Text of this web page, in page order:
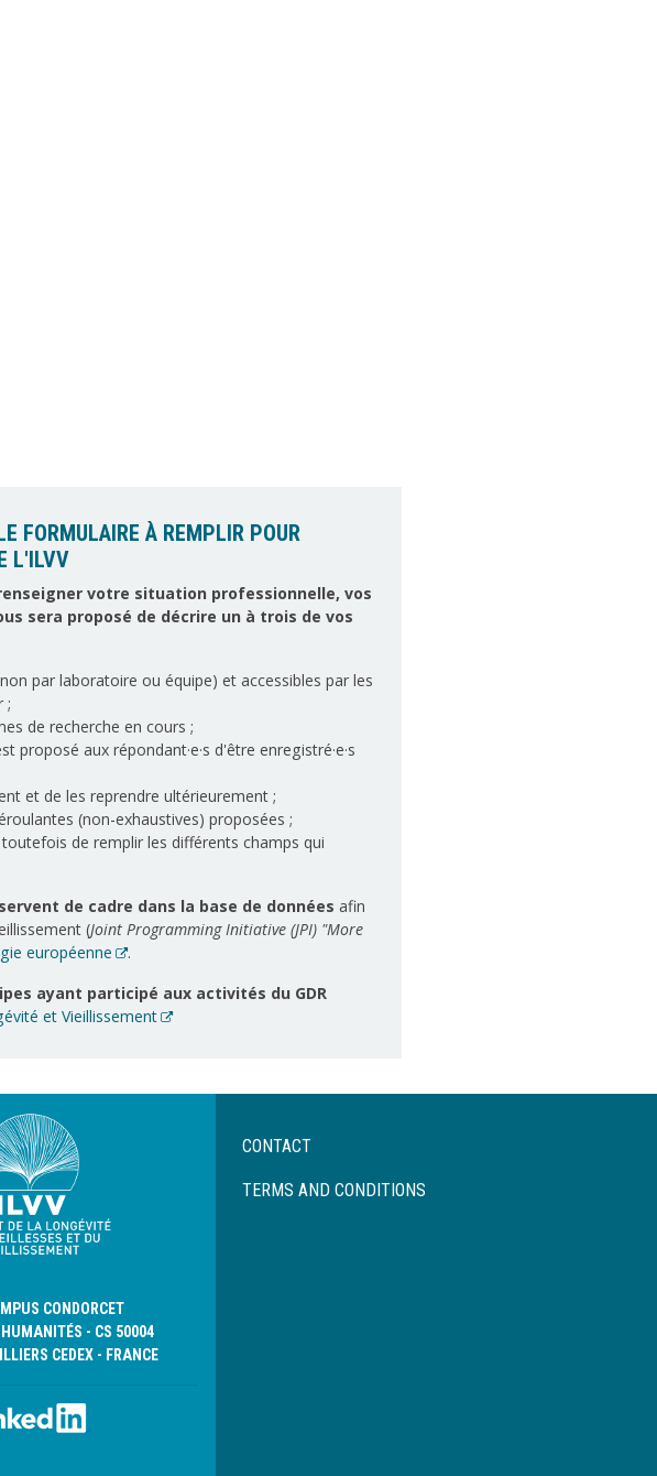
FORMULAIRE À REMPLIR POUR
L'ILVV
votre situation professionnelle, vos
sera proposé de décrire un à trois de vos
par laboratoire ou équipe) et accessibles par les
;
de recherche en cours ;
aux répondant·e·s d'être enregistré·e·s
et de les reprendre ultérieurement ;
(non-exhaustives) proposées ;
de remplir les différents champs qui
de cadre dans la base de données afin
(Joint Programming Initiative (JPI) "More
européenne
.
ayant participé aux activités du GDR
et Vieillissement
CONDORCET
HUMANITÉS - CS 50004
CEDEX - FRANCE
Menu
de
CONTACT
TERMS AND CONDITIONS